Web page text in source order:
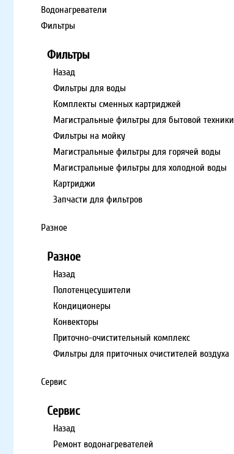
Водонагреватели
Фильтры
Фильтры
Назад
Фильтры для воды
Комплекты сменных картриджей
Магистральные фильтры для бытовой техники
Фильтры на мойку
Магистральные фильтры для горячей воды
Магистральные фильтры для холодной воды
Картриджи
Запчасти для фильтров
Разное
Разное
Назад
Полотенцесушители
Кондиционеры
Конвекторы
Приточно-очистительный комплекс
Фильтры для приточных очистителей воздуха
Сервис
Сервис
Назад
Ремонт водонагревателей